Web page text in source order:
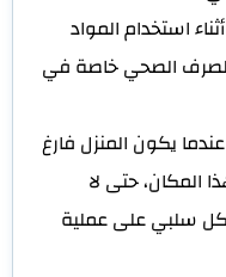
استخدام المواد
الصحي خاصة في
يكون المنزل فارغ
المكان، حتى لا
سلبي على عملية